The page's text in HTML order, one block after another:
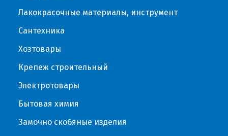
Лакокрасочные материалы, инструмент
Сантехника
Хозтовары
Крепеж строительный
Электротовары
Бытовая химия
Замочно скобяные изделия